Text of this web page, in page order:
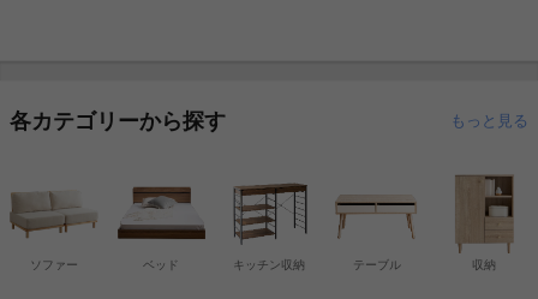
各カテゴリーから探す もっと見る
ソファー ベッド 収納
キッチン収納 テーブル